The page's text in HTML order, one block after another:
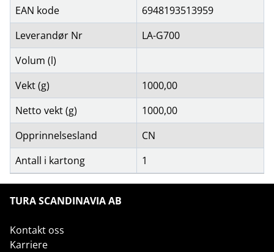
EAN kode
6948193513959
Leverandør Nr
LA-G700
Volum (l)
Vekt (g)
1000,00
Netto vekt (g)
1000,00
Opprinnelsesland
CN
Antall i kartong
1
TURA SCANDINAVIA AB
Kontakt oss
Karriere